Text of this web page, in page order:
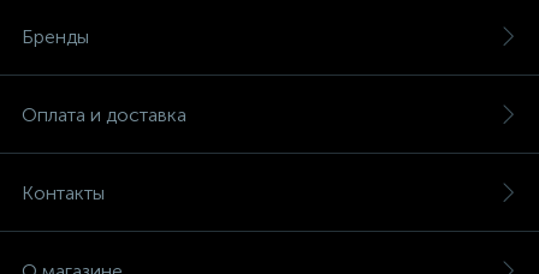
Бренды
Оплата и доставка
Контакты